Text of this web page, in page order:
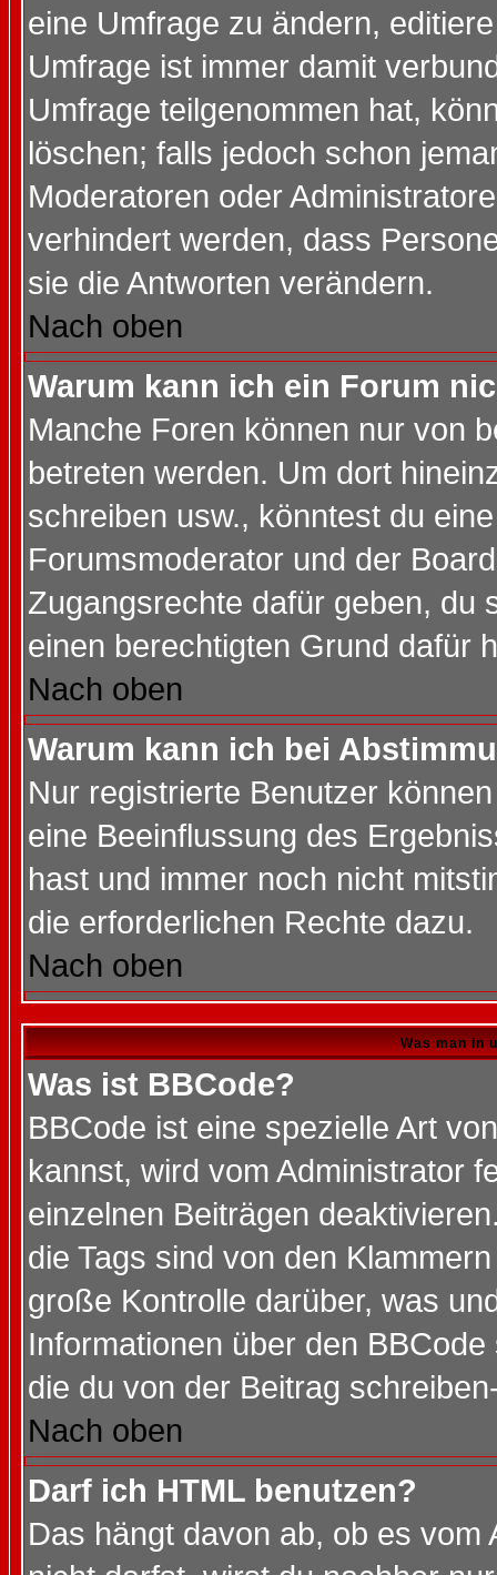
eine Umfrage zu ändern,
Umfrage ist immer damit
Umfrage teilgenommen hat,
löschen; falls jedoch schon
Moderatoren oder
verhindert werden, dass
sie die Antworten verändern.
Nach oben
Warum kann ich ein Forum
Manche Foren können nur von
betreten werden. Um dort
schreiben usw., könntest du
Forumsmoderator und der
Zugangsrechte dafür geben, du
einen berechtigten Grund dafür
Nach oben
Warum kann ich bei
Nur registrierte Benutzer
eine Beeinflussung des
hast und immer noch nicht
die erforderlichen Rechte dazu.
Nach oben
Was man in
Was ist BBCode?
BBCode ist eine spezielle Art
kannst, wird vom Administrator
einzelnen Beiträgen
die Tags sind von den
große Kontrolle darüber, was
Informationen über den
die du von der Beitrag
Nach oben
Darf ich HTML benutzen?
Das hängt davon ab, ob es